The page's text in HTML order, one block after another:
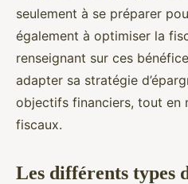
seulement à se préparer
également à optimiser la
renseignant sur ces
adapter sa stratégie
objectifs financiers, tout en
fiscaux.
Les différents types